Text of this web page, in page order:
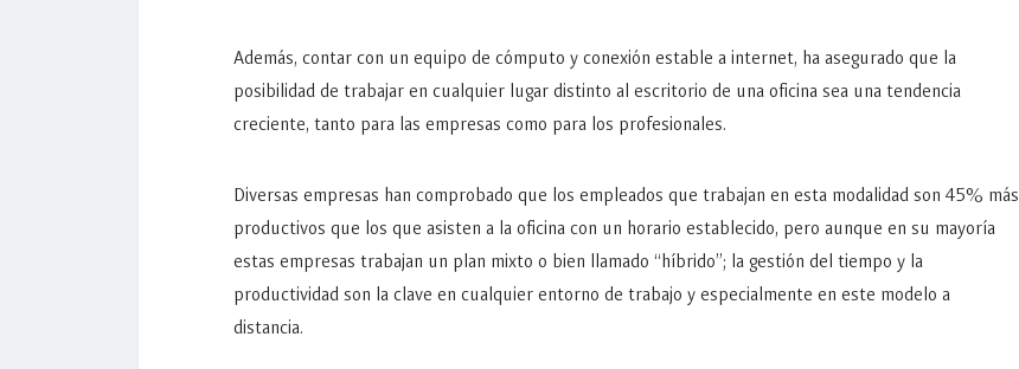
Además, contar con un equipo de cómputo y conexión estable a internet, ha asegurado que la
posibilidad de trabajar en cualquier lugar distinto al escritorio de una oficina sea una tendencia
creciente, tanto para las empresas como para los profesionales.
Diversas empresas han comprobado que los empleados que trabajan en esta modalidad son 45% más
productivos que los que asisten a la oficina con un horario establecido, pero aunque en su mayoría
estas empresas trabajan un plan mixto o bien llamado “híbrido”; la gestión del tiempo y la
productividad son la clave en cualquier entorno de trabajo y especialmente en este modelo a
distancia.